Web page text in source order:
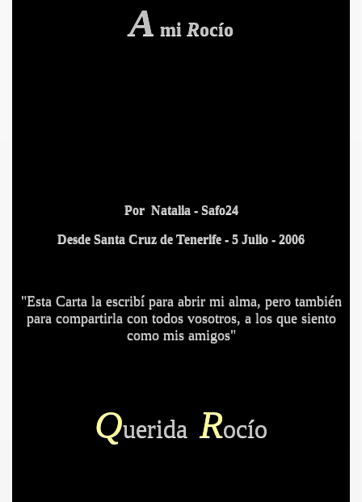
A mi Rocío
Por Natalia - Safo24
Desde Santa Cruz de Tenerife - 5 Julio - 2006
"Esta Carta la escribí para abrir mi alma, pero también
para compartirla con todos vosotros, a los que siento
como mis amigos"
Querida Rocío